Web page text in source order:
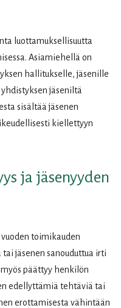
luottamuksellisuutta
Asiamiehellä on
hallitukselle, jäsenille
jäseniltä
sisältää jäsenen
kiellettyyn
ja jäsenyyden
toimikauden
jäsenen sanouduttua irti
päättyy henkilön
edellyttämiä tehtäviä tai
erottamisesta vähintään